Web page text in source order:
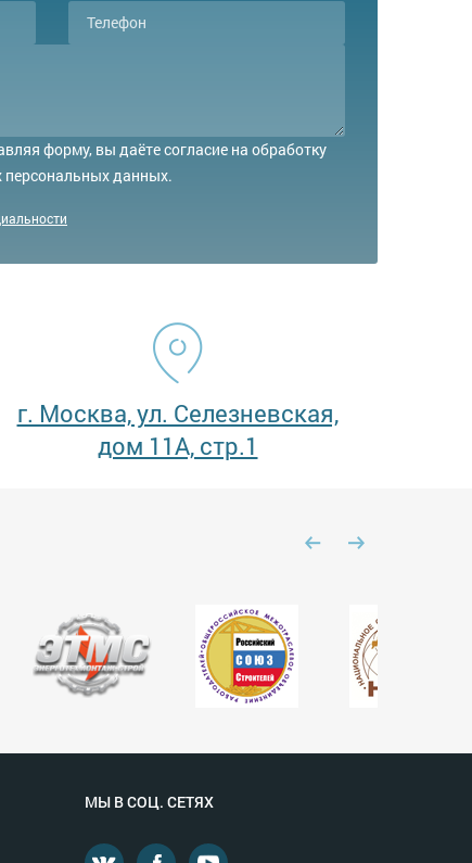
форму, вы даёте согласие на обработку
персональных данных.
г. Москва, ул. Селезневская,
дом 11А, стр.1
МЫ В СОЦ. СЕТЯХ